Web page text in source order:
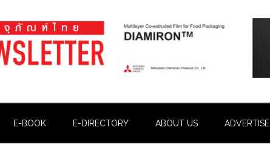
E-BOOK E-DIRECTORY ABOUT US ADVERTISE